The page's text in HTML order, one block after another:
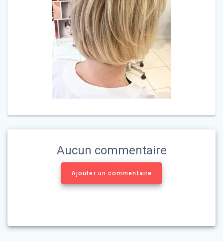
Aucun commentaire
Ajouter un commentaire